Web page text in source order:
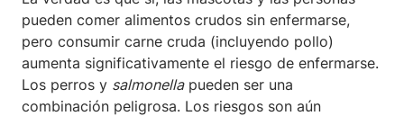
pueden comer alimentos crudos sin enfermarse,
pero consumir carne cruda (incluyendo pollo)
aumenta significativamente el riesgo de enfermarse.
Los perros y salmonellapueden ser una
combinación peligrosa. Los riesgos son aún